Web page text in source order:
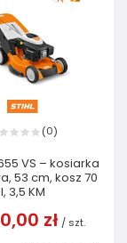
(0)
655 VS – kosiarka
53 cm, kosz 70
l, 3,5 KM
zł / szt.